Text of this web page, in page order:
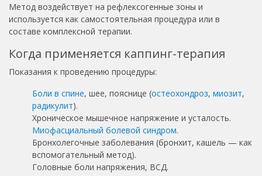
Метод воздействует на рефлексогенные зоны и
используется как самостоятельная процедура или в
составе комплексной терапии.
Когда применяется каппинг-терапия
Показания к проведению процедуры:
Боли в спине, шее, пояснице (остеохондроз, миозит,
радикулит).
Хроническое мышечное напряжение и усталость.
Миофасциальный болевой синдром.
Бронхолегочные заболевания (бронхит, кашель — как
вспомогательный метод).
Головные боли напряжения, ВСД.